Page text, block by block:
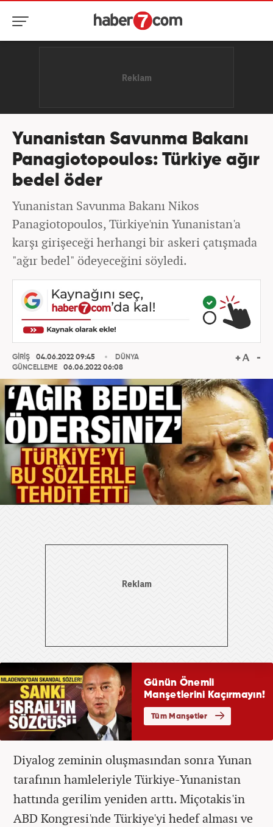
Yunanistan Savunma Bakanı
Panagiotopoulos: Türkiye ağır
bedel öder
Yunanistan Savunma Bakanı Nikos
Panagiotopoulos, Türkiye'nin Yunanistan'a
karşı girişeceği herhangi bir askeri çatışmada
"ağır bedel" ödeyeceğini söyledi.
GİRİŞ
04.06.2022 09:45
GÜNCELLEME
06.06.2022 06:08
DÜNYA
Diyalog zeminin oluşmasından sonra Yunan
tarafının hamleleriyle Türkiye-Yunanistan
hattında gerilim yeniden arttı. Miçotakis'in
ABD Kongresi'nde Türkiye'yi hedef alması ve